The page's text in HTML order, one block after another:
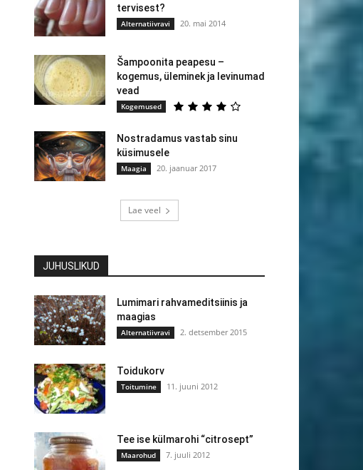
tervisest?
Alternatiivravi 20. mai 2014
Šampoonita peapesu –
kogemus, üleminek ja levinumad
vead
Kogemused
Nostradamus vastab sinu
küsimusele
Maagia 20. jaanuar 2017
Lae veel
JUHUSLIKUD
Lumimari rahvameditsiinis ja
maagias
Alternatiivravi 2. detsember 2015
Toidukorv
Toitumine 11. juuni 2012
Tee ise külmarohi “citrosept”
Maarohud 7. juuli 2012